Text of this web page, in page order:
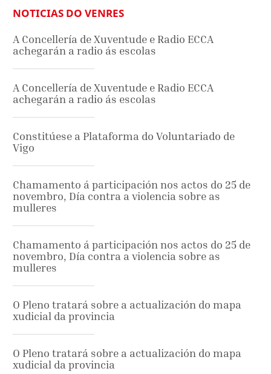
NOTICIAS DO VENRES
A Concellería de Xuventude e Radio ECCA
achegarán a radio ás escolas
A Concellería de Xuventude e Radio ECCA
achegarán a radio ás escolas
Constitúese a Plataforma do Voluntariado de
Vigo
Chamamento á participación nos actos do 25 de
novembro, Día contra a violencia sobre as
mulleres
Chamamento á participación nos actos do 25 de
novembro, Día contra a violencia sobre as
mulleres
O Pleno tratará sobre a actualización do mapa
xudicial da provincia
O Pleno tratará sobre a actualización do mapa
xudicial da provincia